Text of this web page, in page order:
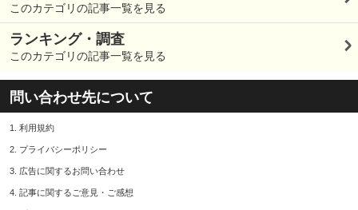
このカテゴリの記事一覧を見る
ランキング・調査
このカテゴリの記事一覧を見る
問い合わせ先について
1. 利用規約
2. プライバシーポリシー
3. 広告に関するお問い合わせ
4. 記事に関するご意見・ご感想